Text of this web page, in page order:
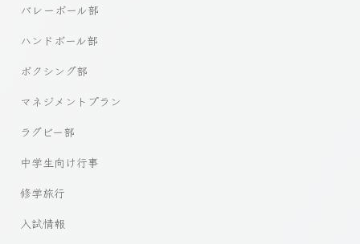
バレーボール部
ハンドボール部
ボクシング部
マネジメントプラン
ラグビー部
中学生向け行事
修学旅行
入試情報